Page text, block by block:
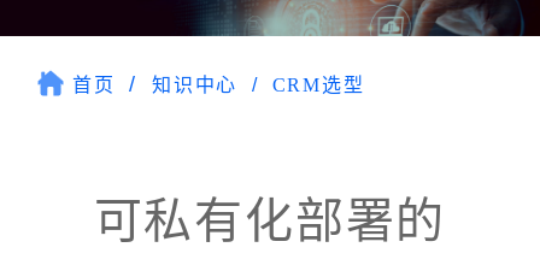
首页 知识中心 CRM选型
可私有化部署的